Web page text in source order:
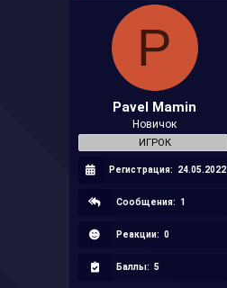
н
ч
а
P
Pavel Mamin
Новичок
ИГРОК
Регистрация: 24.05.2022
Сообщения: 1
Реакции: 0
Баллы: 5